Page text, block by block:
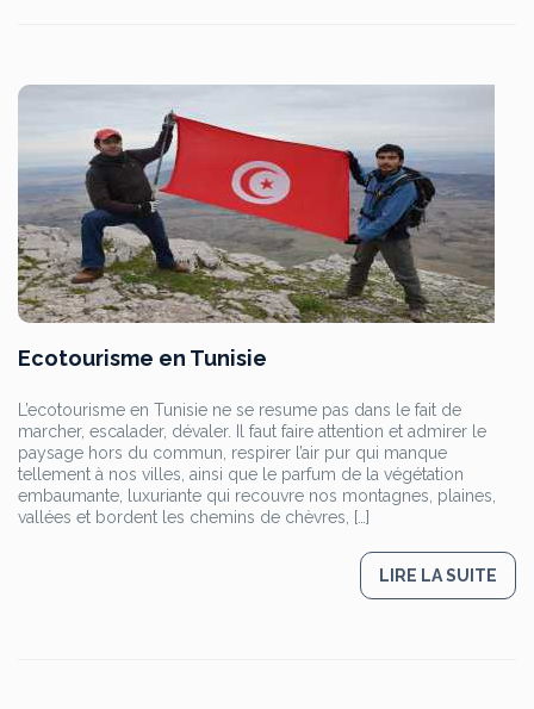
Ecotourisme en Tunisie
L’ecotourisme en Tunisie ne se resume pas dans le fait de
marcher, escalader, dévaler. Il faut faire attention et admirer le
paysage hors du commun, respirer l’air pur qui manque
tellement à nos villes, ainsi que le parfum de la végétation
embaumante, luxuriante qui recouvre nos montagnes, plaines,
vallées et bordent les chemins de chèvres, […]
LIRE LA SUITE